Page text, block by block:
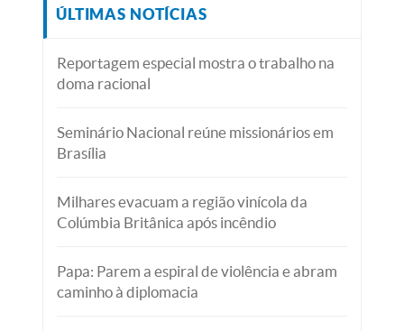
ÚLTIMAS NOTÍCIAS
Reportagem especial mostra o trabalho na
doma racional
Seminário Nacional reúne missionários em
Brasília
Milhares evacuam a região vinícola da
Colúmbia Britânica após incêndio
Papa: Parem a espiral de violência e abram
caminho à diplomacia